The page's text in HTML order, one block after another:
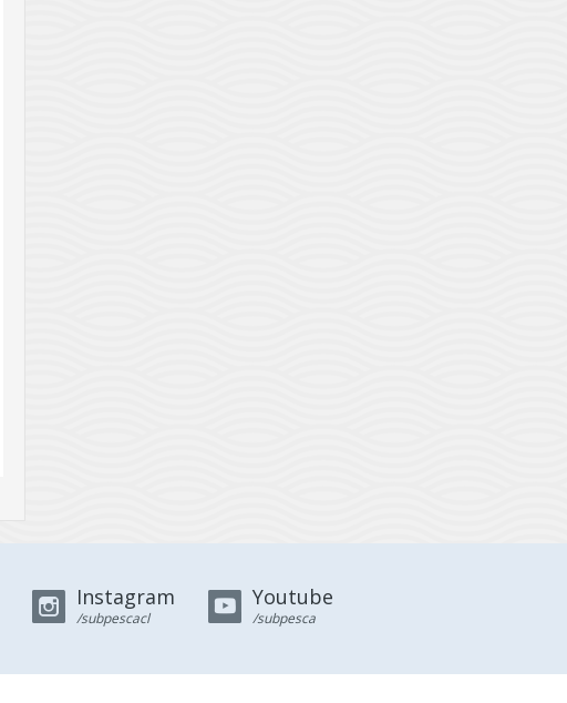
Instagram
/subpescacl
Youtube
/subpesca